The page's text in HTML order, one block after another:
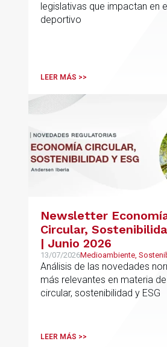
legislativas que impactan en
deportivo
LEER MÁS >>
Newsletter
Circular,
| Junio 2026
13/07/2026Medioambiente,
Análisis de las novedades
más relevantes en materia
circular, sostenibilidad y ESG
LEER MÁS >>